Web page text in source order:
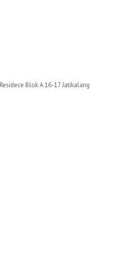
Blok A 16-17 Jatikalang